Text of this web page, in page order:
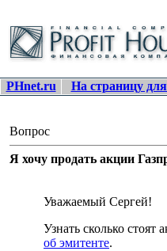
PHnet.ru
На страницу
Вопрос
Я хочу продать акции
Уважаемый Сергей!
Узнать сколько
об эмитенте.